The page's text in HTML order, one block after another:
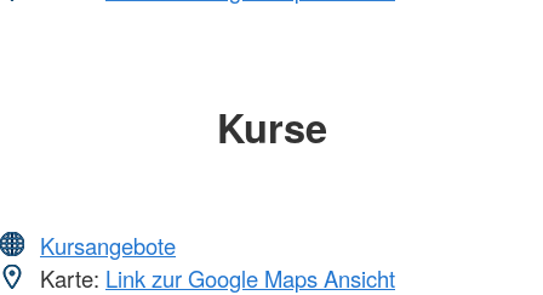
Kurse
Kursangebote
Karte: Link zur Google Maps Ansicht